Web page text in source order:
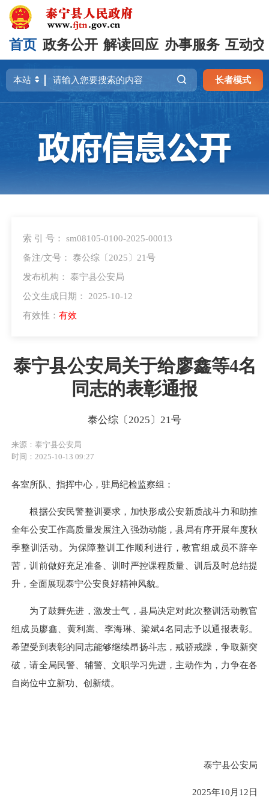
首页 政务公开 解读回应 办事服务 互动
长者模式
索 引 号： sm08105-0100-2025-00013
备注/文号： 泰公综〔2025〕21号
发布机构： 泰宁县公安局
公文生成日期： 2025-10-12
有效性： 有效
泰宁县公安局关于给廖鑫等4名
同志的表彰通报
泰公综〔2025〕21号
来源：泰宁县公安局
时间：2025-10-13 09:27
各室所队、指挥中心，驻局纪检监察组：
根据公安民警整训要求，加快形成公安新质战斗力和助推
全年公安工作高质量发展注入强劲动能，县局有序开展年度秋
季整训活动。为保障整训工作顺利进行，教官组成员不辞辛
苦，训前做好充足准备、训时严控课程质量、训后及时总结提
升，全面展现泰宁公安良好精神风貌。
为了鼓舞先进，激发士气，县局决定对此次整训活动教官
组成员廖鑫、黄利嵩、李海琳、梁斌4名同志予以通报表彰。
希望受到表彰的同志能够继续昂扬斗志，戒骄戒躁，争取新突
破，请全局民警、辅警、文职学习先进，主动作为，力争在各
自岗位中立新功、创新绩。
泰宁县公安局
2025年10月12日